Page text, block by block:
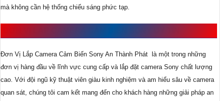
mà không cần hệ thống chiếu sáng phức tạp.
Đơn Vị Lắp Camera Cảm Biến Sony An Thành Phát là một trong những
đơn vị hàng đầu về lĩnh vực cung cấp và lắp đặt camera Sony chất lượng
cao. Với đội ngũ kỹ thuật viên giàu kinh nghiệm và am hiểu sâu về camera
quan sát, chúng tôi cam kết mang đến cho khách hàng những giải pháp an